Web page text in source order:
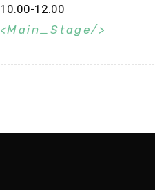
10.00-12.00
Main_Stage